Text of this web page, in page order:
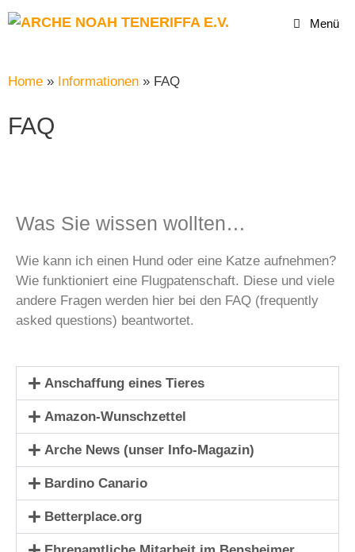
Menü
Home » Informationen » FAQ
FAQ
Was Sie wissen wollten…
Wie kann ich einen Hund oder eine Katze aufnehmen?
Wie funktioniert eine Flugpatenschaft. Diese und viele
andere Fragen werden hier bei den FAQ (frequently
asked questions) beantwortet.
Anschaffung eines Tieres
Amazon-Wunschzettel
Arche News (unser Info-Magazin)
Bardino Canario
Betterplace.org